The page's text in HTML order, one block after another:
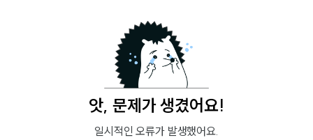
앗, 문제가 생겼어요!
일시적인 오류가 발생했어요.